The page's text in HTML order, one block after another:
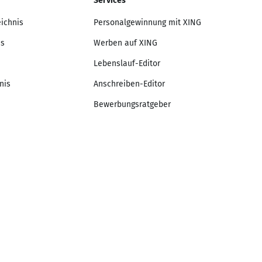
Personalgewinnung mit XING
Werben auf XING
Lebenslauf-Editor
Anschreiben-Editor
Bewerbungsratgeber